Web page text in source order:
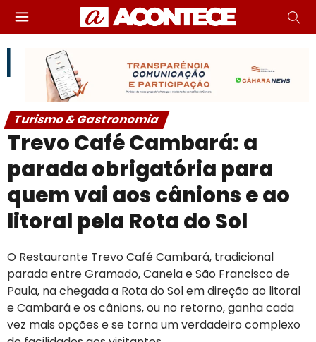
Turismo & Gastronomia
Trevo Café Cambará: a
parada obrigatória para
quem vai aos cânions e ao
litoral pela Rota do Sol
O Restaurante Trevo Café Cambará, tradicional
parada entre Gramado, Canela e São Francisco de
Paula, na chegada a Rota do Sol em direção ao litoral
e Cambará e os cânions, ou no retorno, ganha cada
vez mais opções e se torna um verdadeiro complexo